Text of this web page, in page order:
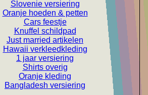
Slovenie versiering
Oranje hoeden & petten
Cars feestje
Knuffel schildpad
Just married artikelen
Hawaii verkleedkleding
1 jaar versiering
Shirts overig
Oranje kleding
Bangladesh versiering